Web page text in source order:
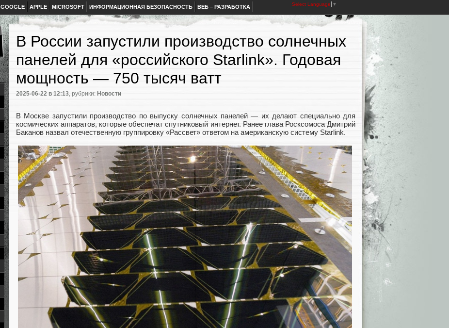
GOOGLE APPLE MICROSOFT ИНФОРМАЦИОННАЯ БЕЗОПАСНОСТЬ ВЕБ – РАЗРАБОТКА Select Language ▼
В России запустили производство солнечных
панелей для «российского Starlink». Годовая
мощность — 750 тысяч ватт
2025-06-22 в 12:13, рубрики: Новости
В Москве запустили производство по выпуску солнечных панелей — их делают специально для
космических аппаратов, которые обеспечат спутниковый интернет. Ранее глава Росксомоса Дмитрий
Баканов назвал отечественную группировку «Рассвет» ответом на американскую систему Starlink.